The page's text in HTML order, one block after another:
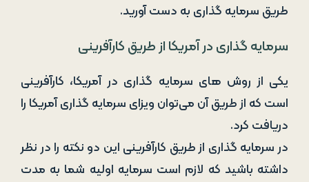
طریق سرمایه ‌گذاری به دست آورید.
سرمایه‌ گذاری در آمریکا از طریق کارآفرینی
یکی از روش ‌های سرمایه ‌گذاری در آمریکا، کارآفرینی
است که از طریق آن می‌توان ویزای سرمایه‌ گذاری آمریکا را
دریافت کرد.
در سرمایه‌ گذاری از طریق کارآفرینی این دو نکته را در نظر
داشته باشید که لازم است سرمایه اولیه شما به مدت